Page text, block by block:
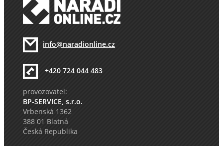
info@naradionline.cz
+420 724 044 483
provozovatel:
BP-SERVICE, s.r.o.
Vrbenská 1362
388 01 Blatná
Česká Republika